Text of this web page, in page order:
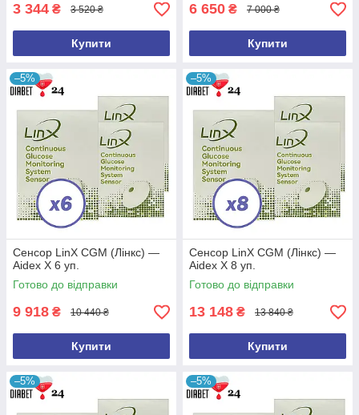
3 344 ₴ 3 520 ₴
Купити
6 650 ₴ 7 000 ₴
Купити
–5%
Сенсор LinX CGM (Лінкс) —
Aidex X 6 уп.
Готово до відправки
9 918 ₴ 10 440 ₴
Купити
–5%
Сенсор LinX CGM (Лінкс) —
Aidex X 8 уп.
Готово до відправки
13 148 ₴ 13 840 ₴
Купити
–5% –5%